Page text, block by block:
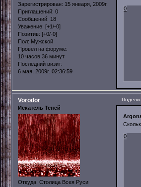
Зарегистрирован: 15 января, 2009г.
Приглашений: 0
Сообщений: 18
Уважение: [+1/-0]
Позитив: [+0/-0]
Пол: Мужской
Провел на форуме:
10 часов 36 минут
Последний визит:
6 мая, 2009г. 02:36:59
0
Vorodor
Искатель Теней
Откуда: Столица Всея Руси
0